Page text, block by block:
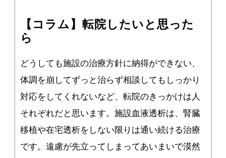
【コラム】転院したいと思った
ら
どうしても施設の治療方針に納得ができない、
体調を崩してずっと治らず相談してもしっかり
対応をしてくれないなど、転院のきっかけは人
それぞれだと思います。施設血液透析は、腎臓
移植や在宅透析をしない限りは通い続ける治療
です。遠慮が先立ってしまってあいまいで漠然